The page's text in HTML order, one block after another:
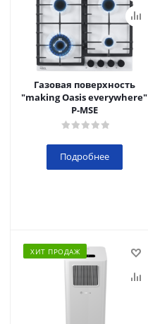
Газовая поверхность
"making Oasis everywhere"
P-MSE
Подробнее
ХИТ ПРОДАЖ